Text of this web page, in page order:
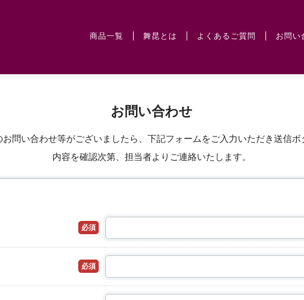
商品一覧 舞昆とは よくあるご質問 お問い
お問い合わせ
問い合わせ等がございましたら、下記フォームをご入力いただき送信ボ
内容を確認次第、担当者よりご連絡いたします。
必須
必須